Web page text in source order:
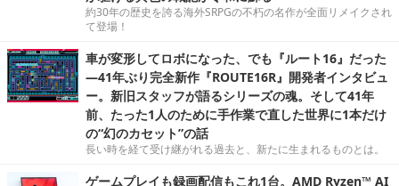
約30年の歴史を誇る海外SRPGの不朽の名作が全面リメイクされ
て登場！
車が変形してロボになった、でも『ルート16』だった
―41年ぶり完全新作『ROUTE16R』開発者インタビュ
ー。新旧スタッフが語るシリーズの魂。そして41年
前、たった1人のために手作業で直した世界に1本だけ
の“幻のカセット”の話
長い時を経て受け継がれる過去と、新たに生まれるものとは。
ゲームプレイも録画配信もこれ1台。AMD Ryzen™ AI